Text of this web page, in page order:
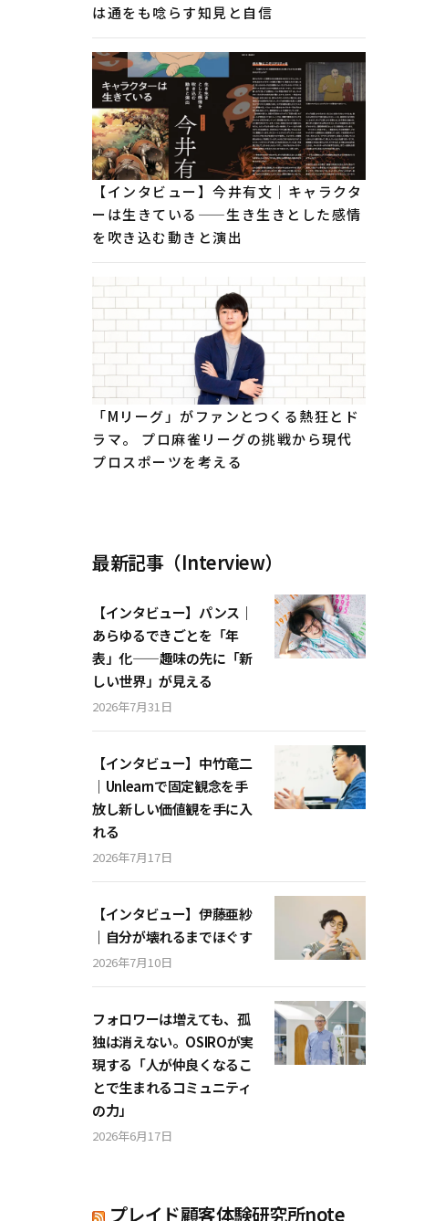
は通をも唸らす知見と自信
【インタビュー】今井有文｜キャラクタ
ーは生きている——生き生きとした感情
を吹き込む動きと演出
「Mリーグ」がファンとつくる熱狂とド
ラマ。 プロ麻雀リーグの挑戦から現代
プロスポーツを考える
最新記事（Interview）
【インタビュー】パンス｜
あらゆるできごとを「年
表」化——趣味の先に「新
しい世界」が見える
2026年7月31日
【インタビュー】中竹竜二
｜Unlearnで固定観念を手
放し新しい価値観を手に入
れる
2026年7月17日
【インタビュー】伊藤亜紗
｜自分が壊れるまでほぐす
2026年7月10日
フォロワーは増えても、孤
独は消えない。OSIROが実
現する「人が仲良くなるこ
とで生まれるコミュニティ
の力」
2026年6月17日
プレイド顧客体験研究所note